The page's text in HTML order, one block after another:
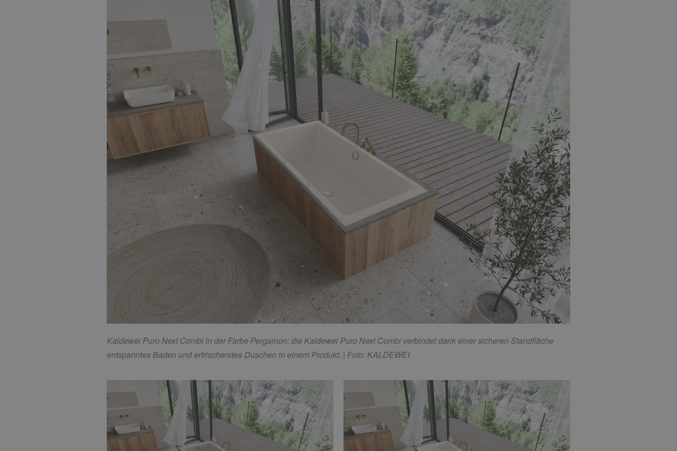
Kaldewei Puro Next Combi in der Farbe Pergamon: die Kaldewei Puro Next Combi verbindet dank einer sicheren Standfläche
entspanntes Baden und erfrischendes Duschen in einem Produkt. | Foto: KALDEWEI